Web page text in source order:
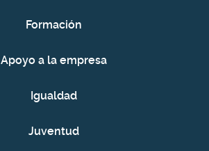
Formación
Apoyo a la empresa
Igualdad
Juventud